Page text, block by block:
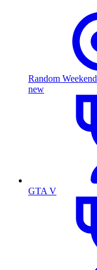
Random Weekend
new
GTA V